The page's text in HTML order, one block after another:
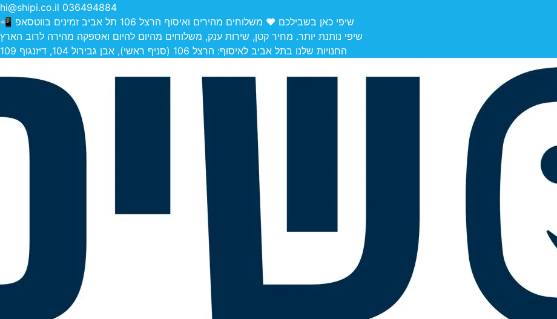
036494884
hi@shipi.co.il
שיפי כאן בשבילכם ❤️ משלוחים מהירים ואיסוף הרצל 106 תל אביב זמינים בווטסאפ 📲
שיפי נותנת יותר. מחיר קטן, שירות ענק, משלוחים מהיום להיום ואספקה מהירה לרוב הארץ
החנויות שלנו בתל אביב לאיסוף: הרצל 106 (סניף ראשי), אבן גבירול 104, דיזנגוף 109